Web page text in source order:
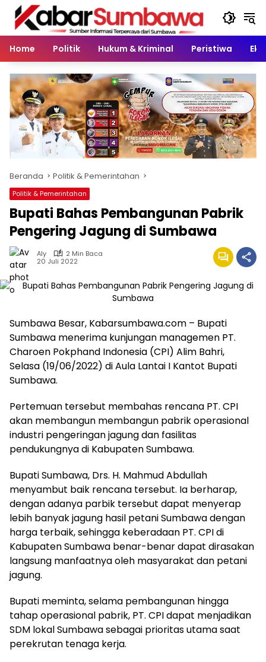
Langsung
konten
Home
Politik Hukum & Kriminal Peristiwa
Beranda Politik & Pemerintahan
Politik & Pemerintahan
Bupati Bahas Pembangunan Pabrik
Pengering Jagung di Sumbawa
Aly
2 Min Baca
20 Juli 2022
Sumbawa Besar, Kabarsumbawa.com – Bupati
Sumbawa menerima kunjungan managemen PT.
Charoen Pokphand Indonesia (CPI) Alim Bahri,
Selasa (19/06/2022) di Aula Lantai I Kantot Bupati
Sumbawa.
Pertemuan tersebut membahas rencana PT. CPI
akan membangun membangun pabrik operasional
industri pengeringan jagung dan fasilitas
pendukungnya di Kabupaten Sumbawa.
Bupati Sumbawa, Drs. H. Mahmud Abdullah
menyambut baik rencana tersebut. Ia berharap,
dengan adanya parbik tersebut dapat menyerap
lebih banyak jagung hasil petani Sumbawa dengan
harga terbaik, sehingga keberadaan PT. CPI di
Kabupaten Sumbawa benar-benar dapat dirasakan
langsung manfaatnya oleh masyarakat dan petani
jagung.
Bupati meminta, selama pembangunan hingga
tahap operasional pabrik, PT. CPI dapat menjadikan
SDM lokal Sumbawa sebagai prioritas utama saat
perekrutan tenaga kerja.